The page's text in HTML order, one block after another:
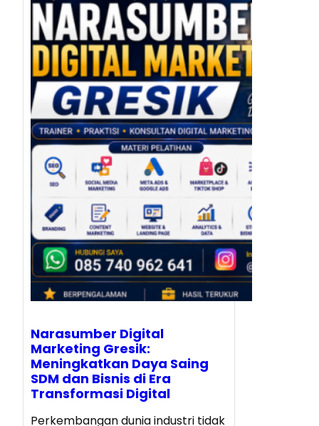
Narasumber Digital
Marketing Gresik:
Meningkatkan Daya Saing
SDM dan Bisnis di Era
Transformasi Digital
Perkembangan dunia industri tidak